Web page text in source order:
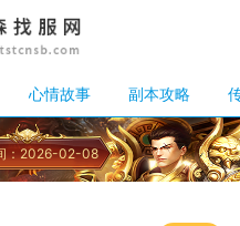
心情故事 副本攻略
：2026-02-08